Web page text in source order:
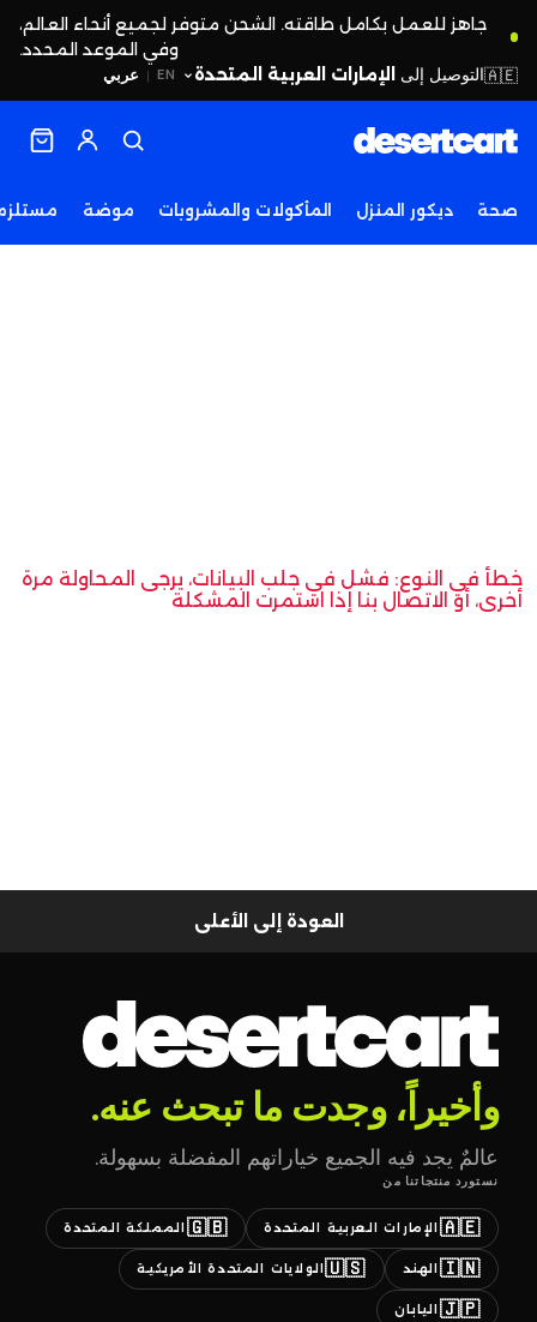
جاهز للعمل بكامل طاقته. الشحن متوفر لجميع أنحاء العالم،
وفي الموعد المحدد.
EN
| عربي 🇦🇪التوصيل إلى الإمارات العربية المتحدة
صحة ديكور المنزل المأكولات والمشروبات موضة
خطأ في النوع: فشل في جلب البيانات، يرجى المحاولة مرة
أخرى، أو الاتصال بنا إذا استمرت المشكلة
العودة إلى الأعلى
وأخيراً، وجدت ما تبحث عنه.
عالمٌ يجد فيه الجميع خياراتهم المفضلة بسهولة.
نستورد منتجاتنا من
🇦🇪 الإمارات العربية المتحدة 🇬🇧 المملكة المتحدة
🇮🇳 الهند 🇺🇸الولايات المتحدة الأمريكية
🇯🇵 اليابان